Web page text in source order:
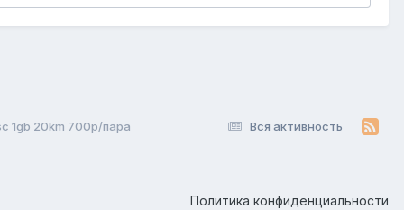
Вся активность
1gb 20km 700р/пара
Политика конфиденциальности